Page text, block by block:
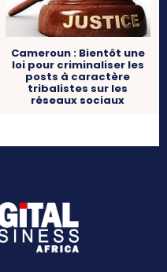
Cameroun : Bientôt une
loi pour criminaliser les
posts à caractère
tribalistes sur les
réseaux sociaux